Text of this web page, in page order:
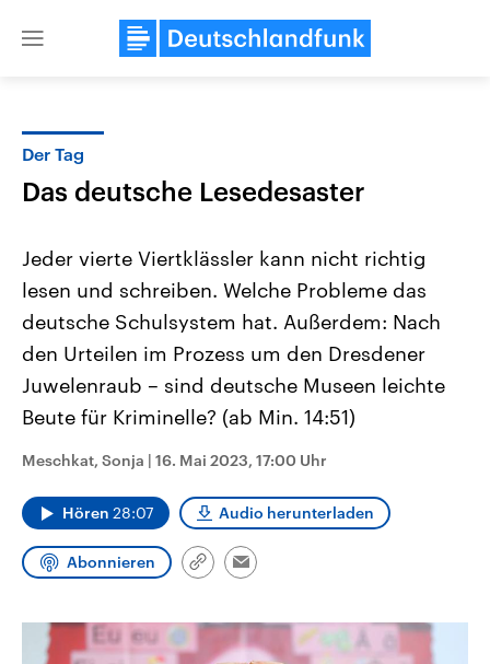
Close
Landtagswahl Sachsen-Anhalt
Alle Informationen
Sachsen-Anhalt wählt am 6.
September 2026 einen neuen
Landtag. Seit 2021 wird das
CDU, SPD und FDP regiert.-
Umfragen, Prognosen,
und Hintergründe zu den Parteien
und Kandidaten der anstehenden
USA
Hintergründe
Wirtschaftlich und
gehören die Vereinigten
den mächtigsten Ländern
aktuelle Weltgeschehen.
Sendungen Programm
Der Tag
Das deutsche Lesedesaster
Jeder vierte Viertklässler kann nicht richtig
lesen und schreiben. Welche Probleme das
deutsche Schulsystem hat. Außerdem: Nach
den Urteilen im Prozess um den Dresdener
Juwelenraub – sind deutsche Museen leichte
Beute für Kriminelle? (ab Min. 14:51)
Meschkat, Sonja | 16. Mai 2023, 17:00 Uhr
Hören 28:07 Audio herunterladen
Abonnieren
Link
Email